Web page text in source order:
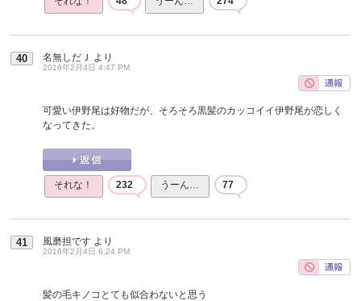
40 名無しだＪ より
2016年2月4日 4:47 PM
可愛い伊野尾は好物だが、そろそろ黒髪のカッコイイ伊野尾が恋しく
なってきた。
それな！ 232 うーん… 77
41 風磨担です より
2016年2月4日 6:24 PM
髪の毛キノコとても似合わないと思う